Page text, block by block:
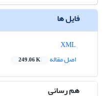
فایل ها
اصل مقاله
249.06 K
هم رسانی